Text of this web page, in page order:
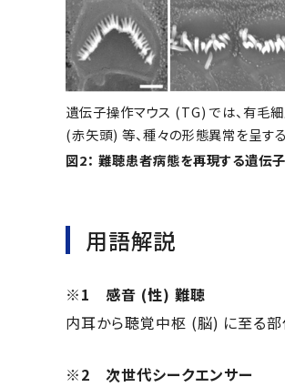
図2： 難聴患者病態を再現する遺
遺伝子操作マウス (TG) では、有毛
(赤矢頭) 等、種々の形態異常を呈する
用語解説
※1 感音 (性) 難聴
内耳から聴覚中枢 (脳) に至る部
※2 次世代シークエンサー